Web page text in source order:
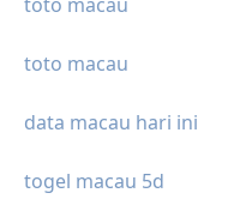
toto macau
data macau hari ini
togel macau 5d